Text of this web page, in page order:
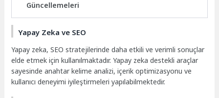
Güncellemeleri
Yapay Zeka ve SEO
Yapay zeka, SEO stratejilerinde daha etkili ve verimli sonuçlar
elde etmek için kullanılmaktadır. Yapay zeka destekli araçlar
sayesinde anahtar kelime analizi, içerik optimizasyonu ve
kullanıcı deneyimi iyileştirmeleri yapılabilmektedir.